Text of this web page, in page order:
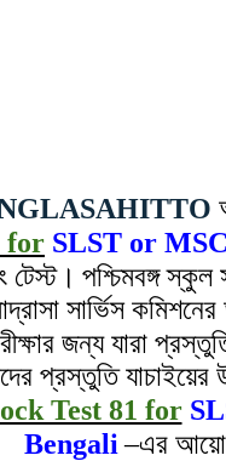
for SLST or
টেস্ট। পশ্চিমবঙ্গ স্কুল
সার্ভিস
জন্য যারা
প্রস্তুতি
Test 81 for
Bengali –এর